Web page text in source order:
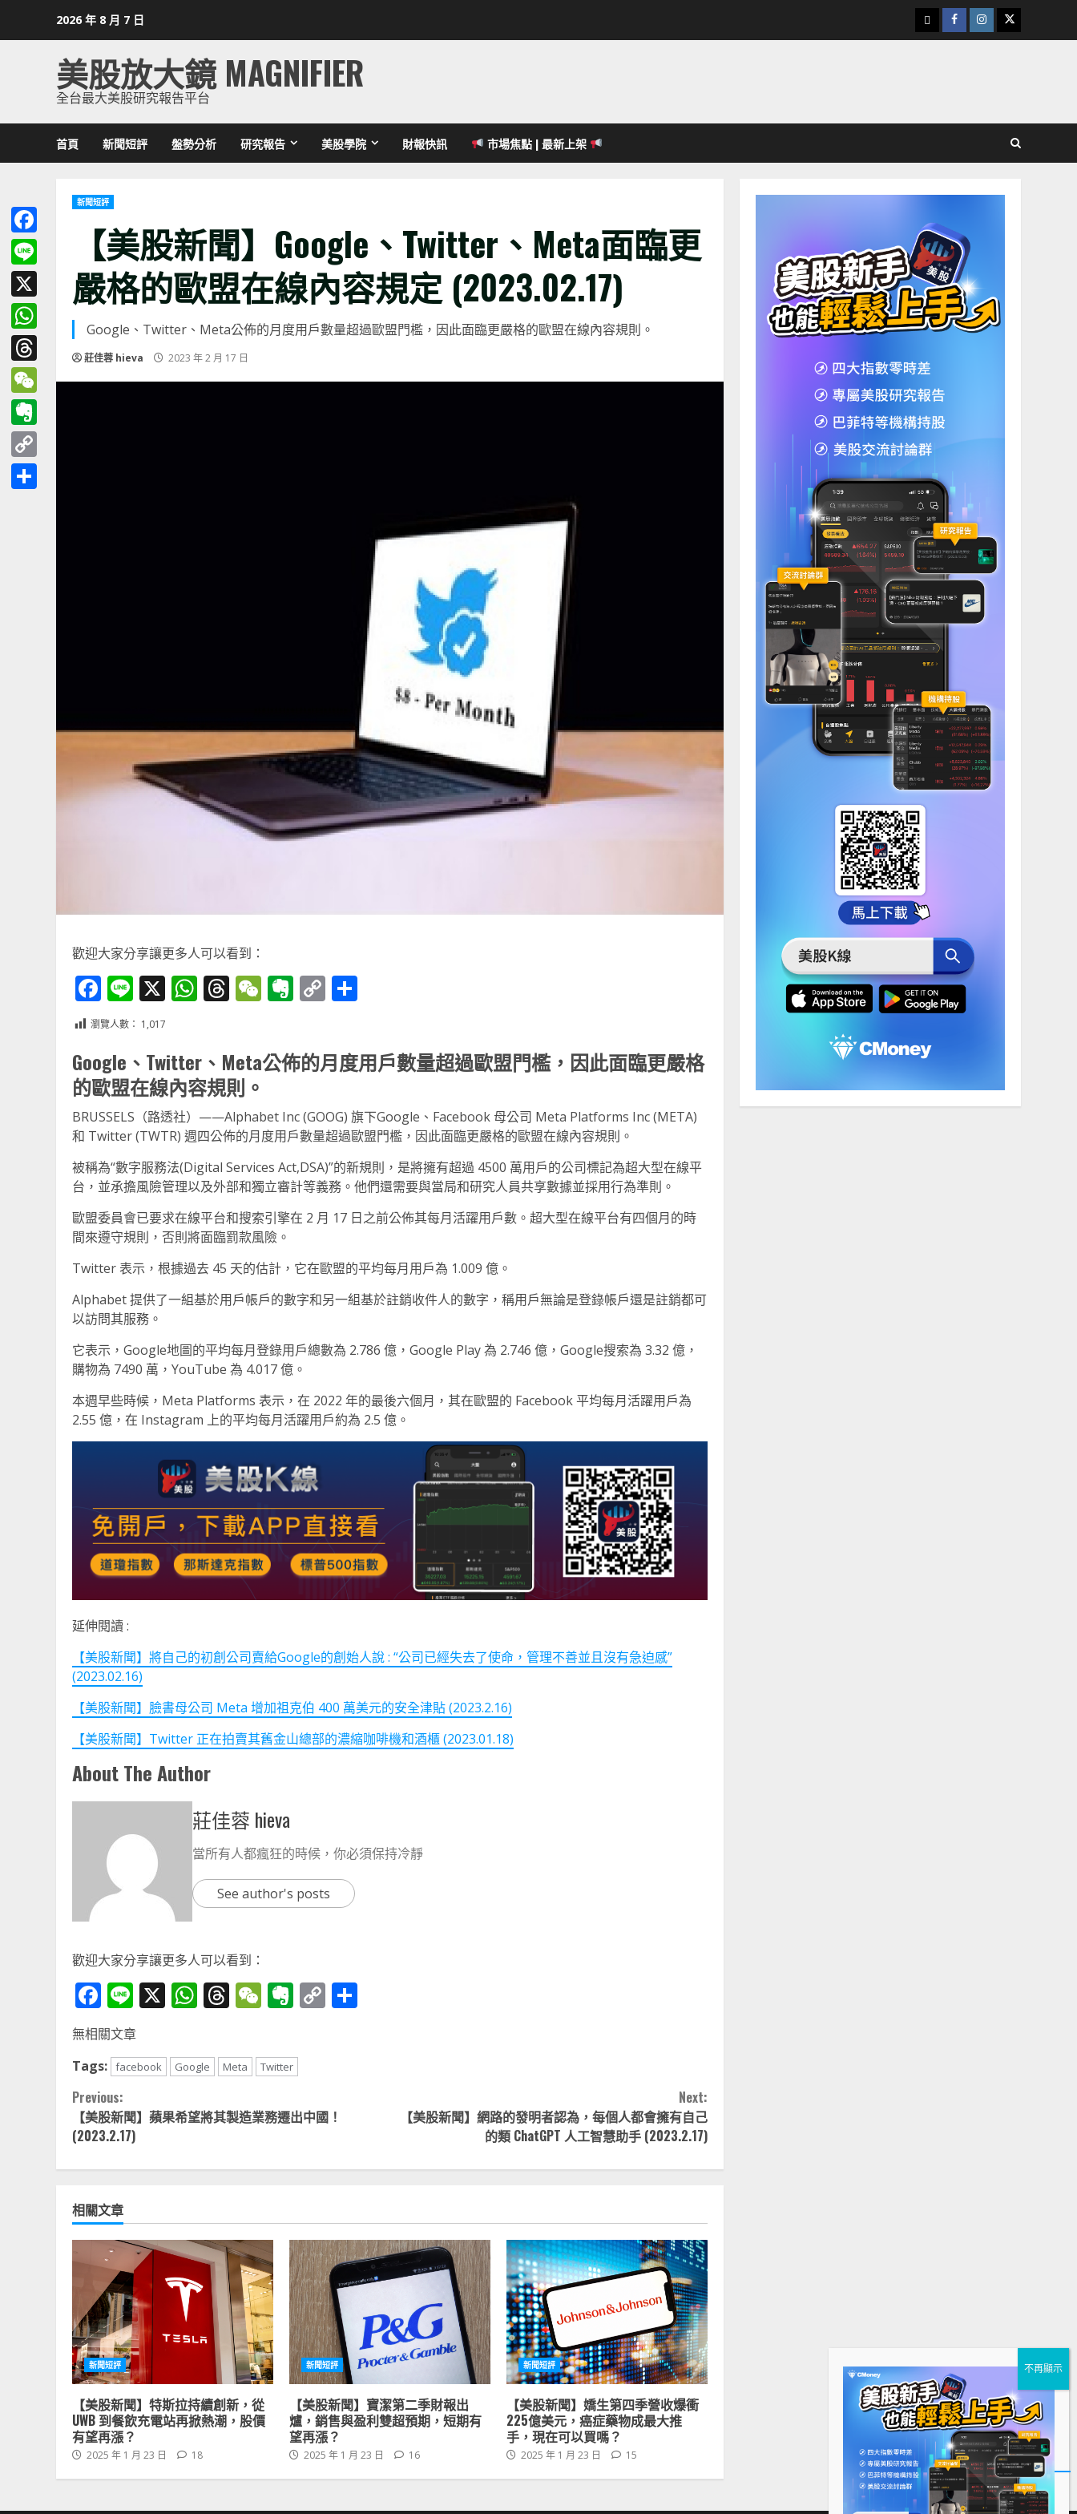
2026 年 8 月 7 日
下
載
Facebook
Instagram
Twitter
美股放大鏡 MAGNIFIER
全台最大美股研究報告平台
首頁 新聞短評 盤勢分析 研究報告 美股學院 財報快訊 市場焦點 | 最新上架
新聞短評
【美股新聞】Google、Twitter、Meta面臨更
嚴格的歐盟在線內容規定 (2023.02.17)
Google、Twitter、Meta公佈的月度用戶數量超過歐盟門檻，因此面臨更嚴格的歐盟在線內容規則。
莊佳蓉 hieva 2023 年 2 月 17 日
歡迎大家分享讓更多人可以看到：
Facebook
Line
X WhatsApp
Threads
WeChat
Evernote
Copy
瀏覽人數： 1,017
Google、Twitter、Meta公佈的月度用戶數量超過歐盟門檻，因此面臨更嚴格
的歐盟在線內容規則。
BRUSSELS（路透社）——Alphabet Inc (GOOG) 旗下Google、Facebook 母公司 Meta Platforms Inc (META)
和 Twitter (TWTR) 週四公佈的月度用戶數量超過歐盟門檻，因此面臨更嚴格的歐盟在線內容規則。
被稱為“數字服務法(Digital Services Act,DSA)”的新規則，是將擁有超過 4500 萬用戶的公司標記為超大型在線平
台，並承擔風險管理以及外部和獨立審計等義務。他們還需要與當局和研究人員共享數據並採用行為準則。
歐盟委員會已要求在線平台和搜索引擎在 2 月 17 日之前公佈其每月活躍用戶數。超大型在線平台有四個月的時
間來遵守規則，否則將面臨罰款風險。
Twitter 表示，根據過去 45 天的估計，它在歐盟的平均每月用戶為 1.009 億。
Alphabet 提供了一組基於用戶帳戶的數字和另一組基於註銷收件人的數字，稱用戶無論是登錄帳戶還是註銷都可
以訪問其服務。
它表示，Google地圖的平均每月登錄用戶總數為 2.786 億，Google Play 為 2.746 億，Google搜索為 3.32 億，
購物為 7490 萬，YouTube 為 4.017 億。
本週早些時候，Meta Platforms 表示，在 2022 年的最後六個月，其在歐盟的 Facebook 平均每月活躍用戶為
2.55 億，在 Instagram 上的平均每月活躍用戶約為 2.5 億。
延伸閱讀 :
【美股新聞】將自己的初創公司賣給Google的創始人說 : “公司已經失去了使命，管理不善並且沒有急迫感”
(2023.02.16)
【美股新聞】臉書母公司 Meta 增加祖克伯 400 萬美元的安全津貼 (2023.2.16)
【美股新聞】Twitter 正在拍賣其舊金山總部的濃縮咖啡機和酒櫃 (2023.01.18)
About The Author
莊佳蓉 hieva
當所有人都瘋狂的時候，你必須保持冷靜
See author's posts
歡迎大家分享讓更多人可以看到：
Facebook
Line
X WhatsApp
Threads
WeChat
Evernote
Copy
無相關文章
Tags: facebook Google Meta Twitter
Continue
Reading
Previous:
【美股新聞】蘋果希望將其製造業務遷出中國！
(2023.2.17)
Next:
【美股新聞】網路的發明者認為，每個人都會擁有自己
的類 ChatGPT 人工智慧助手 (2023.2.17)
相關文章
新聞短評
【美股新聞】特斯拉持續創新，從
UWB 到餐飲充電站再掀熱潮，股價
有望再漲？
2025 年 1 月 23 日 18
新聞短評
【美股新聞】寶潔第二季財報出
爐，銷售與盈利雙超預期，短期有
望再漲？
2025 年 1 月 23 日 16
新聞短評
【美股新聞】嬌生第四季營收爆衝
225億美元，癌症藥物成最大推
手，現在可以買嗎？
2025 年 1 月 23 日 15
Facebook
Line
X
WhatsApp
Threads
WeChat
Evernote
Copy